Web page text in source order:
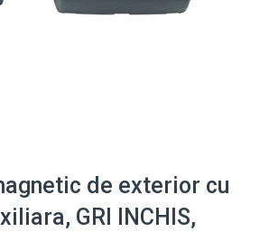
de exterior cu
GRI INCHIS,